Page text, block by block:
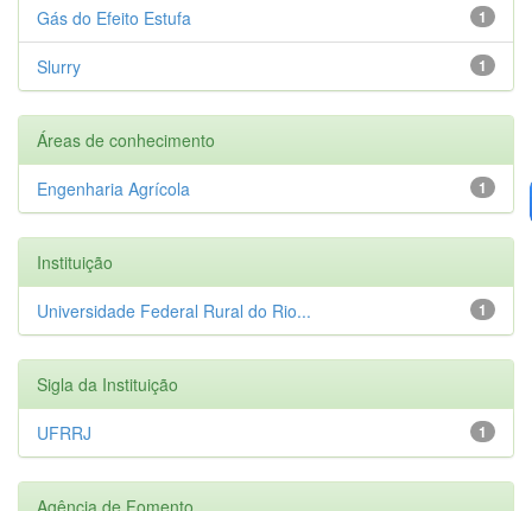
1
Gás do Efeito Estufa
1
Slurry
Áreas de conhecimento
1
Engenharia Agrícola
Instituição
1
Universidade Federal Rural do Rio...
Sigla da Instituição
1
UFRRJ
Agência de Fomento